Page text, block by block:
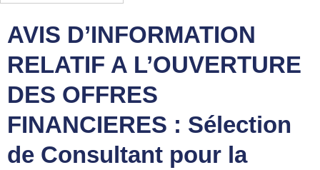
AVIS D’INFORMATION
RELATIF A L’OUVERTURE
DES OFFRES
FINANCIERES : Sélection
de Consultant pour la